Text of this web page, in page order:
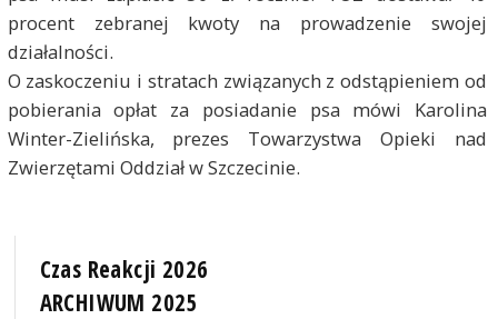
procent zebranej kwoty na prowadzenie swojej
działalności.
O zaskoczeniu i stratach związanych z odstąpieniem od
pobierania opłat za posiadanie psa mówi Karolina
Winter-Zielińska, prezes Towarzystwa Opieki nad
Zwierzętami Oddział w Szczecinie.
Czas Reakcji 2026
ARCHIWUM 2025